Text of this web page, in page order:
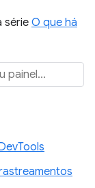
série O que há